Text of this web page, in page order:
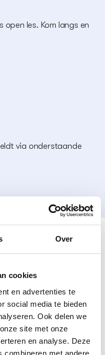
Over
cookies
en advertenties te
social media te bieden
Ook delen we
site met onze
en analyse. Deze
combineren met andere
les. Kom langs en
via onderstaande